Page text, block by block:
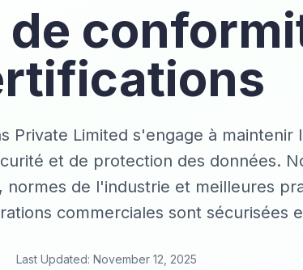
de
Private Limited s'engage à maintenir
et de protection des données.
normes de l'industrie et meilleures
commerciales sont sécurisées
Last Updated: November 12, 2025